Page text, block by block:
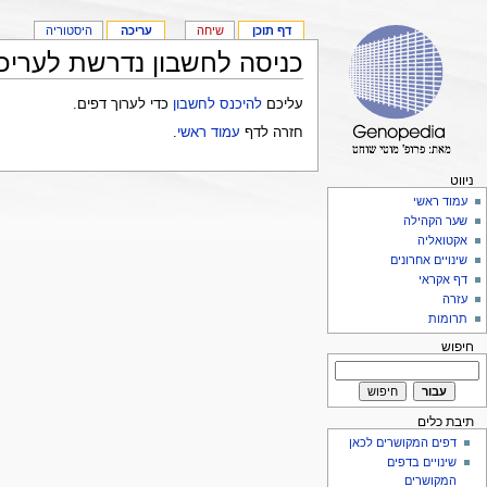
כניסה לחשבון נדרשת
עליכם להיכנס לחשבון כדי לערוך דפים.
חזרה לדף עמוד ראשי
דף תוכן שיחה עריכה היסטוריה
ניווט
עמוד ראשי
שער הקהילה
אקטואליה
שינויים אחרונים
דף אקראי
עזרה
תרומות
חיפוש
תיבת כלים
דפים המקושרים לכאן
שינויים בדפים
המקושרים